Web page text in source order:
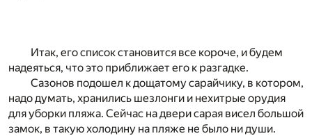
Итак, его список становится все короче, и будем
надеяться, что это приближает его к разгадке.
Сазонов подошел к дощатому сарайчику, в котором,
надо думать, хранились шезлонги и нехитрые орудия
для уборки пляжа. Сейчас на двери сарая висел большой
замок, в такую холодину на пляже не было ни души.